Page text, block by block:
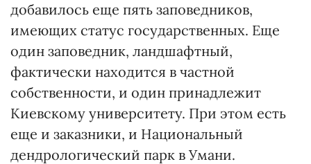
добавилось еще пять заповедников,
имеющих статус государственных. Еще
один заповедник, ландшафтный,
фактически находится в частной
собственности, и один принадлежит
Киевскому университету. При этом есть
еще и заказники, и Национальный
дендрологический парк в Умани.